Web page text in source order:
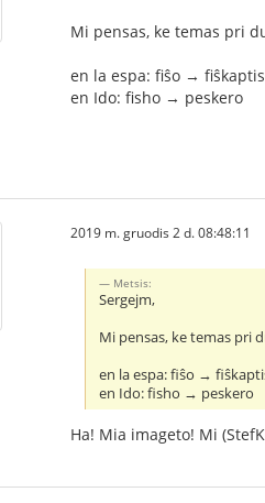
Mi pensas, ke temas pri
en la espa: fiŝo →
en Ido: fisho → peskero
2019 m. gruodis 2 d. 08:48:11
Metsis:
Sergejm,
Mi pensas, ke temas pri
en la espa: fiŝo →
en Ido: fisho → peskero
Ha! Mia imageto! Mi